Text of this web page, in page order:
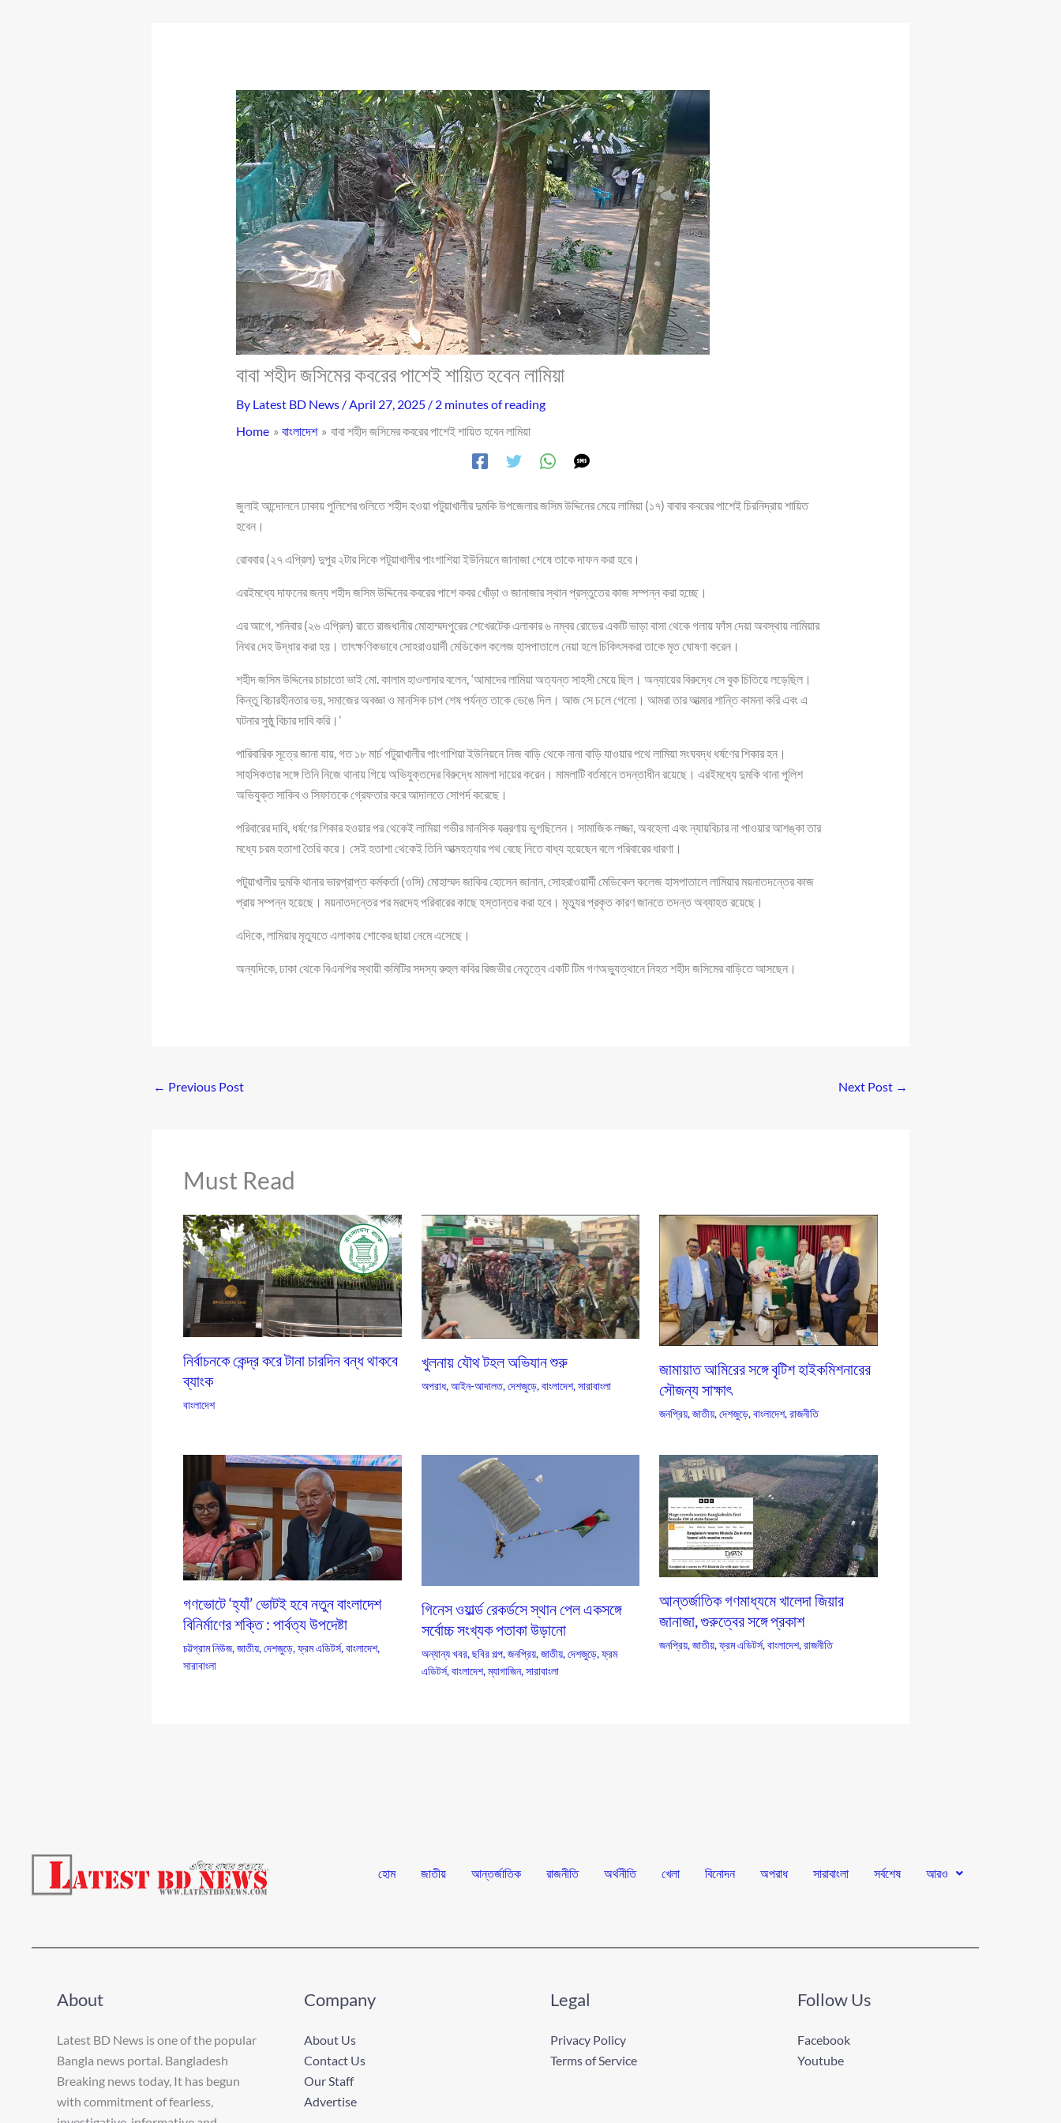
বাবা শহীদ জসিমের কবরের পাশেই শায়িত হবেন লামিয়া
By Latest BD News /April 27, 2025 / 2 minutes of reading
Home
বাংলাদেশ বাবা শহীদ জসিমের কবরের পাশেই শায়িত হবেন লামিয়া
জুলাই আন্দোলনে ঢাকায় পুলিশের গুলিতে শহীদ হওয়া পটুয়াখালীর দুমকি উপজেলার জসিম উদ্দিনের মেয়ে লামিয়া (১৭) বাবার কবরের পাশেই চিরনিদ্রায় শায়িত
হবেন।
রোববার (২৭ এপ্রিল) দুপুর ২টার দিকে পটুয়াখালীর পাংগাশিয়া ইউনিয়নে জানাজা শেষে তাকে দাফন করা হবে।
এরইমধ্যে দাফনের জন্য শহীদ জসিম উদ্দিনের কবরের পাশে কবর খোঁড়া ও জানাজার স্থান প্রস্তুতের কাজ সম্পন্ন করা হচ্ছে।
এর আগে, শনিবার (২৬ এপ্রিল) রাতে রাজধানীর মোহাম্মদপুরের শেখেরটেক এলাকার ৬ নম্বর রোডের একটি ভাড়া বাসা থেকে গলায় ফাঁস দেয়া অবস্থায় লামিয়ার
নিথর দেহ উদ্ধার করা হয়। তাৎক্ষণিকভাবে সোহরাওয়ার্দী মেডিকেল কলেজ হাসপাতালে নেয়া হলে চিকিৎসকরা তাকে মৃত ঘোষণা করেন।
শহীদ জসিম উদ্দিনের চাচাতো ভাই মো. কালাম হাওলাদার বলেন, ‘আমাদের লামিয়া অত্যন্ত সাহসী মেয়ে ছিল। অন্যায়ের বিরুদ্ধে সে বুক চিতিয়ে লড়েছিল।
কিন্তু বিচারহীনতার ভয়, সমাজের অবজ্ঞা ও মানসিক চাপ শেষ পর্যন্ত তাকে ভেঙে দিল। আজ সে চলে গেলো। আমরা তার আত্মার শান্তি কামনা করি এবং এ
ঘটনার সুষ্ঠু বিচার দাবি করি।’
পারিবারিক সূত্রে জানা যায়, গত ১৮ মার্চ পটুয়াখালীর পাংগাশিয়া ইউনিয়নে নিজ বাড়ি থেকে নানা বাড়ি যাওয়ার পথে লামিয়া সংঘবদ্ধ ধর্ষণের শিকার হন।
সাহসিকতার সঙ্গে তিনি নিজে থানায় গিয়ে অভিযুক্তদের বিরুদ্ধে মামলা দায়ের করেন। মামলাটি বর্তমানে তদন্তাধীন রয়েছে। এরইমধ্যে দুমকি থানা পুলিশ
অভিযুক্ত সাকিব ও সিফাতকে গ্রেফতার করে আদালতে সোপর্দ করেছে।
পরিবারের দাবি, ধর্ষণের শিকার হওয়ার পর থেকেই লামিয়া গভীর মানসিক যন্ত্রণায় ভুগছিলেন। সামাজিক লজ্জা, অবহেলা এবং ন্যায়বিচার না পাওয়ার আশঙ্কা তার
মধ্যে চরম হতাশা তৈরি করে। সেই হতাশা থেকেই তিনি আত্মহত্যার পথ বেছে নিতে বাধ্য হয়েছেন বলে পরিবারের ধারণা।
পটুয়াখালীর দুমকি থানার ভারপ্রাপ্ত কর্মকর্তা (ওসি) মোহাম্মদ জাকির হোসেন জানান, সোহরাওয়ার্দী মেডিকেল কলেজ হাসপাতালে লামিয়ার ময়নাতদন্তের কাজ
প্রায় সম্পন্ন হয়েছে। ময়নাতদন্তের পর মরদেহ পরিবারের কাছে হস্তান্তর করা হবে। মৃত্যুর প্রকৃত কারণ জানতে তদন্ত অব্যাহত রয়েছে।
এদিকে, লামিয়ার মৃত্যুতে এলাকায় শোকের ছায়া নেমে এসেছে।
অন্যদিকে, ঢাকা থেকে বিএনপির স্থায়ী কমিটির সদস্য রুহুল কবির রিজভীর নেতৃত্বে একটি টিম গণঅভ্যুত্থানে নিহত শহীদ জসিমের বাড়িতে আসছেন।
← Previous Post Next Post →
Must Read
নির্বাচনকে কেন্দ্র করে টানা চারদিন বন্ধ থাকবে
ব্যাংক
বাংলাদেশ
খুলনায় যৌথ টহল অভিযান শুরু
অপরাধ,আইন-আদালত,দেশজুড়ে,বাংলাদেশ,সারাবাংলা
জামায়াত আমিরের সঙ্গে বৃটিশ হাইকমিশনারের
সৌজন্য সাক্ষাৎ
জনপ্রিয়,জাতীয়,দেশজুড়ে,বাংলাদেশ,রাজনীতি
গণভোটে ‘হ্যাঁ’ ভোটই হবে নতুন বাংলাদেশ
বিনির্মাণের শক্তি : পার্বত্য উপদেষ্টা
চট্টগ্রাম নিউজ,জাতীয়,দেশজুড়ে,ফ্রম এডিটর্স,বাংলাদেশ,
সারাবাংলা
গিনেস ওয়ার্ল্ড রেকর্ডসে স্থান পেল একসঙ্গে
সর্বোচ্চ সংখ্যক পতাকা উড়ানো
অন্যান্য খবর,ছবির গল্প,জনপ্রিয়,জাতীয়,দেশজুড়ে,ফ্রম
এডিটর্স,বাংলাদেশ,ম্যাগাজিন,সারাবাংলা
আন্তর্জাতিক গণমাধ্যমে খালেদা জিয়ার
জানাজা, গুরুত্বের সঙ্গে প্রকাশ
জনপ্রিয়,জাতীয়,ফ্রম এডিটর্স,বাংলাদেশ,রাজনীতি
হোম জাতীয় আন্তর্জাতিক রাজনীতি অর্থনীতি খেলা বিনোদন অপরাধ সারাবাংলা সর্বশেষ আরও
About
Latest BD News is one of the popular
Bangla news portal. Bangladesh
Breaking news today, It has begun
with commitment of fearless,
Company
About Us
Contact Us
Our Staff
Advertise
Legal
Privacy Policy
Terms of Service
Follow Us
Facebook
Youtube